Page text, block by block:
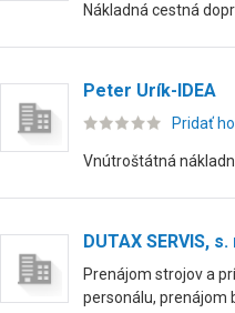
Nákladná cestná
Peter Urík-IDEA
Pridať
Vnútroštátná
DUTAX SERVIS, s.
Prenájom strojov a
personálu, prenájom